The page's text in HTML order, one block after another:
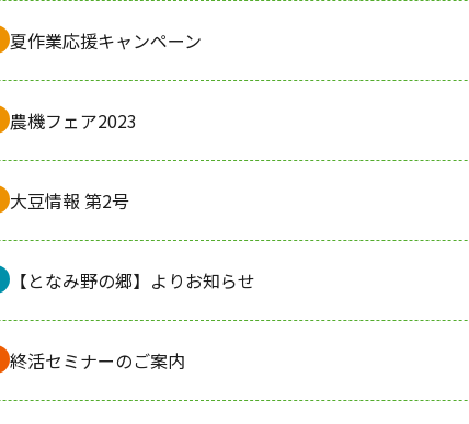
夏作業応援キャンペーン
農機フェア2023
大豆情報 第2号
【となみ野の郷】よりお知らせ
終活セミナーのご案内